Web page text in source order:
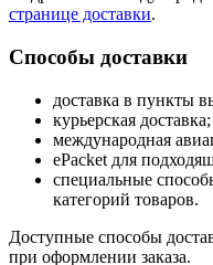
странице доставки.
Способы доставки
доставка в пункты
курьерская доставка;
международная
ePacket для
специальные
категорий товаров.
Доступные способы
при оформлении заказа.